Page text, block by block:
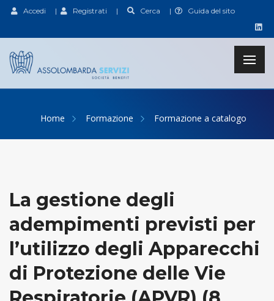
Accedi | Registrati | Cerca | Guida del sito
Home Formazione Formazione a catalogo
La gestione degli
adempimenti previsti per
l’utilizzo degli Apparecchi
di Protezione delle Vie